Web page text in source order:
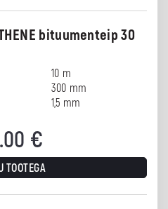
bituumenteip 30
10 m
300 mm
1,5 mm
€
TOOTEGA